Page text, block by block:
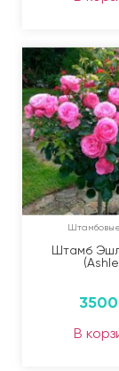
Штамб
3500
В